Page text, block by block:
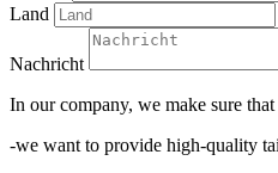
Land
Nachricht
In our company, we make sure
-we want to provide high-quality